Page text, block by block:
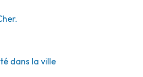
dans la ville